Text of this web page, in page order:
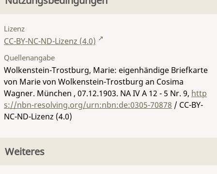
Lizenz
CC-BY-NC-ND-Lizenz (4.0)
Quellenangabe
Wolkenstein-Trostburg, Marie: eigenhändige Briefkarte
von Marie von Wolkenstein-Trostburg an Cosima
Wagner. München , 07.12.1903. NA IV A 12 - 5 Nr. 9, http
s://nbn-resolving.org/urn:nbn:de:0305-70878 / CC-BY-
NC-ND-Lizenz (4.0)
Weiteres